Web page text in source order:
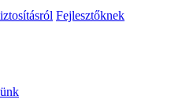
Fejlesztőknek